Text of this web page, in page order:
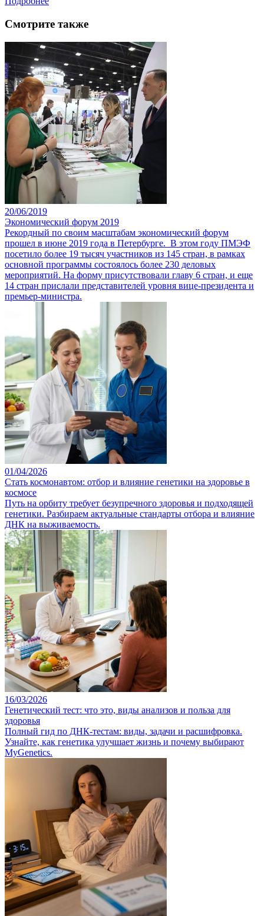
Смотрите также
20/06/2019
Экономический форум 2019
Рекордный по своим масштабам экономический форум
прошел в июне 2019 года в Петербурге. В этом году ПМЭФ
посетило более 19 тысяч участников из 145 стран, в рамках
основной программы состоялось более 230 деловых
мероприятий. На форму присутствовали главу 6 стран, и еще
14 стран прислали представителей уровня вице-президента и
премьер-министра.
01/04/2026
Стать космонавтом: отбор и влияние генетики на здоровье в
космосе
Путь на орбиту требует безупречного здоровья и подходящей
генетики. Разбираем актуальные стандарты отбора и влияние
ДНК на выживаемость.
16/03/2026
Генетический тест: что это, виды анализов и польза для
здоровья
Полный гид по ДНК-тестам: виды, задачи и расшифровка.
Узнайте, как генетика улучшает жизнь и почему выбирают
MyGenetics.